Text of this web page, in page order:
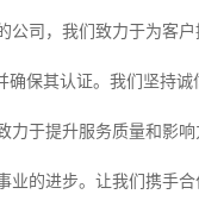
公司，我们致力于为客
确保其认证。我们坚持
力于提升服务质量和影
业的进步。让我们携手